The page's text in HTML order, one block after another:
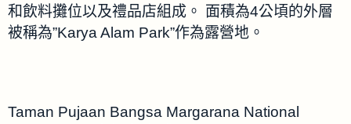
和飲料攤位以及禮品店組成。 面積為4公頃的外層
被稱為”Karya Alam Park”作為露營地。
Taman Pujaan Bangsa Margarana National